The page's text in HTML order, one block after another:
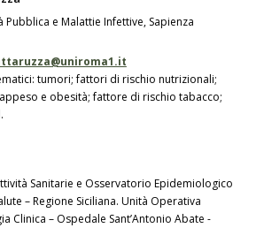
e Malattie Infettive, Sapienza
tumori; fattori di rischio nutrizionali;
e obesità; fattore di rischio tabacco;
Sanitarie e Osservatorio Epidemiologico
– Regione Siciliana. Unità Operativa
Clinica – Ospedale Sant’Antonio Abate -